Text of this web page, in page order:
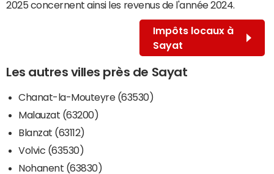
2025 concernent ainsi les revenus de l'année 2024.
Impôts locaux à
Sayat
Les autres villes près de Sayat
Chanat-la-Mouteyre (63530)
Malauzat (63200)
Blanzat (63112)
Volvic (63530)
Nohanent (63830)